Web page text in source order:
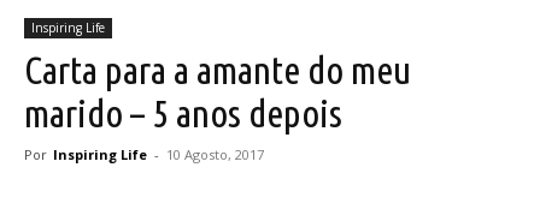
Inspiring Life
Carta para a amante do meu
marido – 5 anos depois
Por Inspiring Life - 10 Agosto, 2017